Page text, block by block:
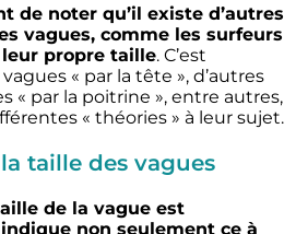
de noter qu’il existe d’autres
vagues, comme les surfeurs
propre taille. C’est
« par la tête », d’autres
« par la poitrine », entre autres,
« théories » à leur sujet.
taille des vagues
de la vague est
non seulement ce à